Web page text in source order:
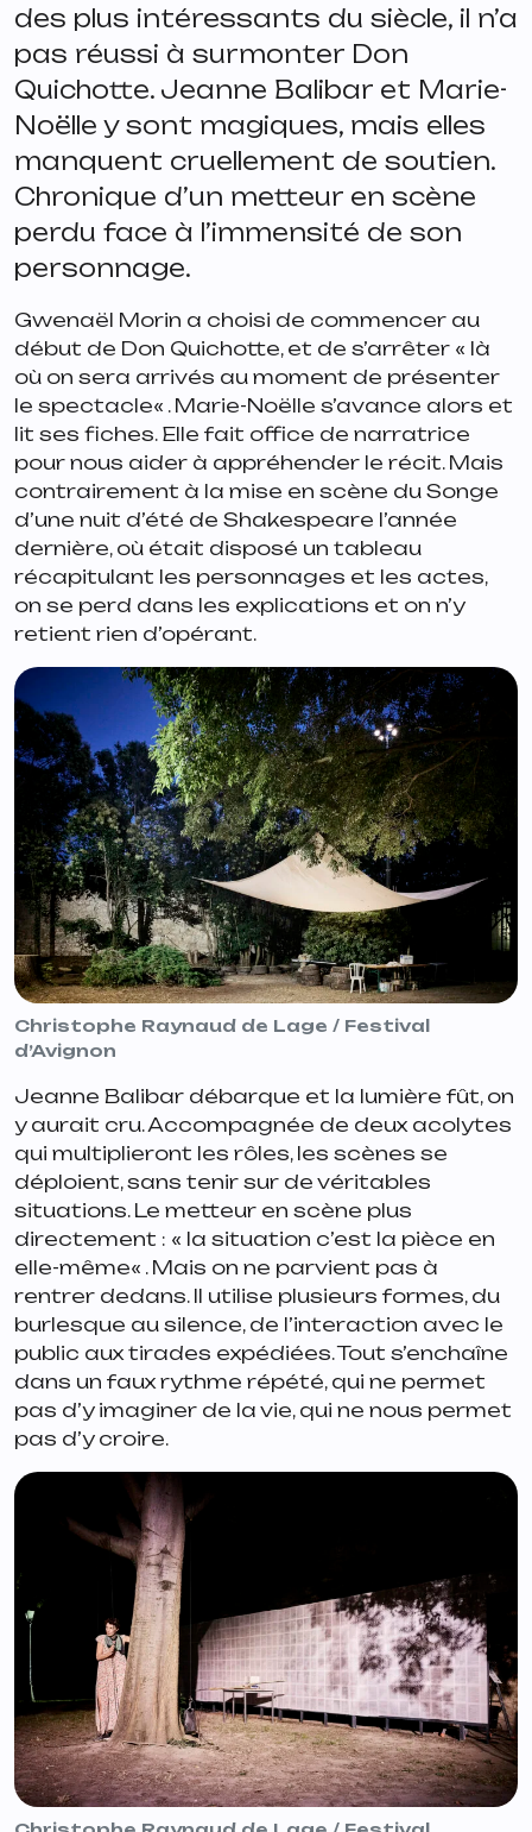
des plus intéressants du siècle, il n’a
pas réussi à surmonter Don
Quichotte. Jeanne Balibar et Marie-
Noëlle y sont magiques, mais elles
manquent cruellement de soutien.
Chronique d’un metteur en scène
perdu face à l’immensité de son
personnage.
Gwenaël Morin a choisi de commencer au
début de Don Quichotte, et de s’arrêter « là
où on sera arrivés au moment de présenter
le spectacle« . Marie-Noëlle s’avance alors et
lit ses fiches. Elle fait office de narratrice
pour nous aider à appréhender le récit. Mais
contrairement à la mise en scène du Songe
d’une nuit d’été de Shakespeare l’année
dernière, où était disposé un tableau
récapitulant les personnages et les actes,
on se perd dans les explications et on n’y
retient rien d’opérant.
Christophe Raynaud de Lage / Festival
d’Avignon
Jeanne Balibar débarque et la lumière fût, on
y aurait cru. Accompagnée de deux acolytes
qui multiplieront les rôles, les scènes se
déploient, sans tenir sur de véritables
situations. Le metteur en scène plus
directement : « la situation c’est la pièce en
elle-même« . Mais on ne parvient pas à
rentrer dedans. Il utilise plusieurs formes, du
burlesque au silence, de l’interaction avec le
public aux tirades expédiées. Tout s’enchaîne
dans un faux rythme répété, qui ne permet
pas d’y imaginer de la vie, qui ne nous permet
pas d’y croire.